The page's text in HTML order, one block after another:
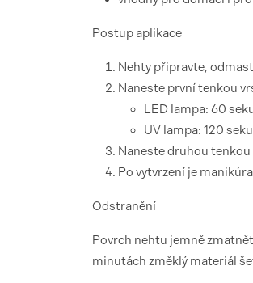
Postup aplikace
Nehty připravte,
Naneste první tenkou
LED lampa: 60
UV lampa: 120
Naneste druhou
Po vytvrzení je
Odstranění
Povrch nehtu jemně
minutách změklý materiál